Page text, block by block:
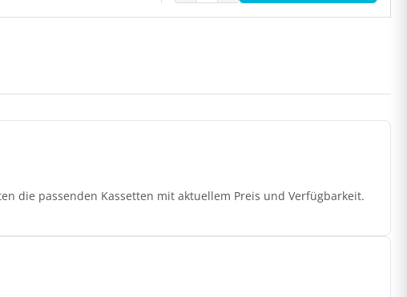
die passenden Kassetten mit aktuellem Preis und Verfügbarkeit.